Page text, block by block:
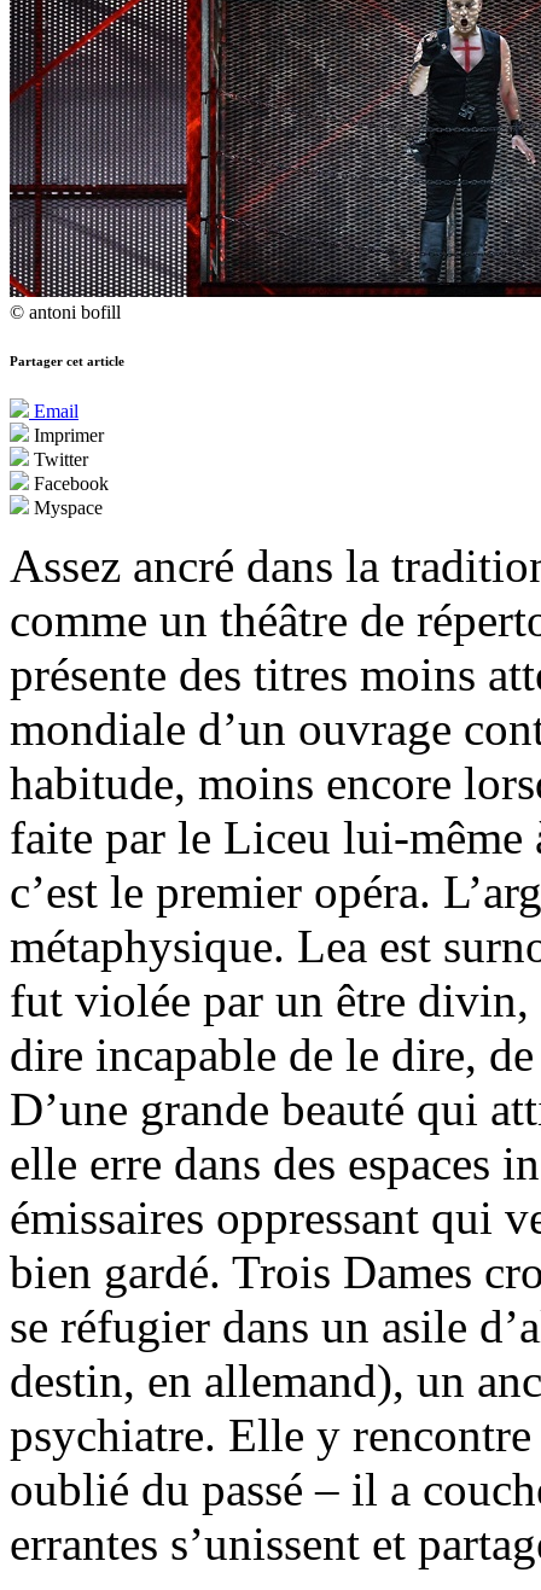
© antoni bofill
Partager cet article
Email
Imprimer
Twitter
Facebook
Myspace
Assez ancré dans la
comme un théâtre de
présente des titres moins
mondiale d’un ouvrage
habitude, moins encore
faite par le Liceu lui-même
c’est le premier opéra.
métaphysique. Lea est
fut violée par un être divin,
dire incapable de le dire,
D’une grande beauté qui
elle erre dans des espaces
émissaires oppressant qui
bien gardé. Trois Dames
se réfugier dans un asile
destin, en allemand), un
psychiatre. Elle y
oublié du passé – il a
errantes s’unissent et